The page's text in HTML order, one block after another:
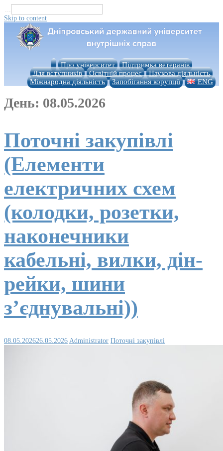
...
Skip to content
Про університет
Підтримка ветеранів
Для вступників
Освітній процес
Наукова діяльність
Міжнародна діяльність
Запобігання корупції ENG
День: 08.05.2026
Поточні закупівлі
(Елементи
електричних схем
(колодки, розетки,
наконечники
кабельні, вилки, дін-
рейки, шини
з’єднувальні))
08.05.202626.05.2026 Administrator Поточні закупівлі